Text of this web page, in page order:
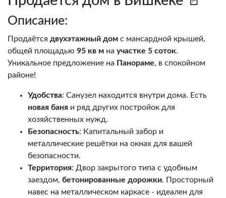
Описание:
Продаётся двухэтажный дом с мансардной крышей,
общей площадью 95 кв м на участке 5 соток.
Уникальное предложение на Панораме, в спокойном
районе!
Удобства: Санузел находится внутри дома. Есть
новая баня и ряд других постройок для
хозяйственных нужд.
Безопасность: Капитальный забор и
металлические решётки на окнах для вашей
безопасности.
Территория: Двор закрытого типа с удобным
заездом, бетонированные дорожки. Просторный
навес на металлическом каркасе - идеален для